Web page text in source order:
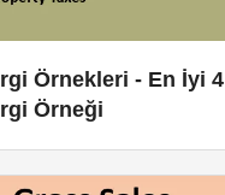
Örnekleri - En İyi 4
Örneği